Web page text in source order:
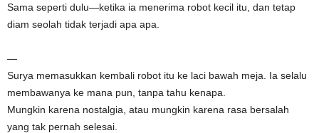
Sama seperti dulu—ketika ia menerima robot kecil itu, dan tetap
diam seolah tidak terjadi apa apa.
—
Surya memasukkan kembali robot itu ke laci bawah meja. Ia selalu
membawanya ke mana pun, tanpa tahu kenapa.
Mungkin karena nostalgia, atau mungkin karena rasa bersalah
yang tak pernah selesai.